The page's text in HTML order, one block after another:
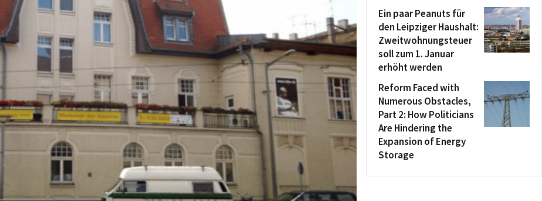
Ein paar Peanuts für
den Leipziger Haushalt:
Zweitwohnungsteuer
soll zum 1. Januar
erhöht werden
Reform Faced with
Numerous Obstacles,
Part 2: How Politicians
Are Hindering the
Expansion of Energy
Storage